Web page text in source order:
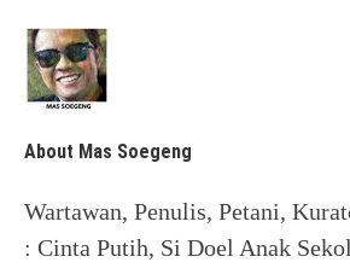
About Mas Soegeng
Wartawan, Penulis, Petani,
: Cinta Putih, Si Doel Anak